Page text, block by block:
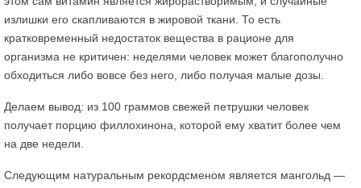
излишки его скапливаются в жировой ткани. То есть
кратковременный недостаток вещества в рационе для
организма не критичен: неделями человек может благополучно
обходиться либо вовсе без него, либо получая малые дозы.
Делаем вывод: из 100 граммов свежей петрушки человек
получает порцию филлохинона, которой ему хватит более чем
на две недели.
Следующим натуральным рекордсменом является мангольд —